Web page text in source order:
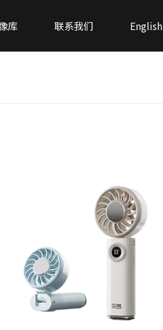
库 联系我们 English